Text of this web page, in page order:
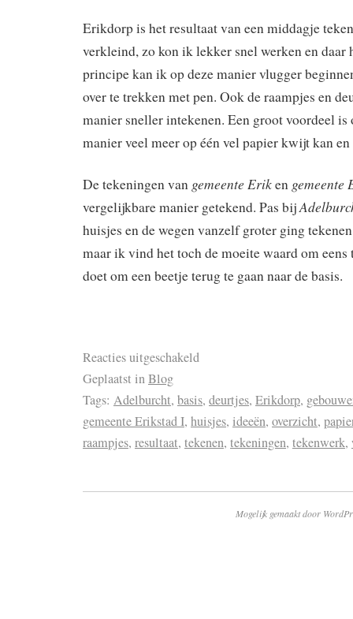
Erikdorp is het resultaat van een middagje
verkleind, zo kon ik lekker snel werken en daar
principe kan ik op deze manier vlugger
over te trekken met pen. Ook de raampjes en
manier sneller intekenen. Een groot voordeel is
manier veel meer op één vel papier kwijt kan
De tekeningen van gemeente Eriken gemeente
vergelijkbare manier getekend. Pas bij
huisjes en de wegen vanzelf groter ging
maar ik vind het toch de moeite waard om eens
doet om een beetje terug te gaan naar de basis.
Reacties uitgeschakeld
Geplaatst inBlog
Tags: Adelburcht, basis, deurtjes, Erikdorp,
gemeente Erikstad I, huisjes, ideeën, overzicht,
raampjes, resultaat, tekenen, tekeningen, tekenwerk,
Mogelijk gemaakt door